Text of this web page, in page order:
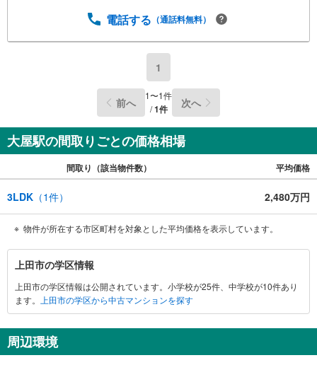
けますとスムーズにご案内が可能です。＝＝＝＝＝＝＝＝
電話する （通話料無料）
1
前へ 1〜1件
/1件 次へ
大屋駅の間取りごとの価格相場
間取り（該当物件数） 平均価格
3LDK （1件） 2,480万円
物件が所在する市区町村を対象とした平均価格を表示しています。
上
田
市
に
す
る
上田市の学区情報
上田市の学区情報は公開されています。小学校が25件、中学校が10件あり
ます。
上田市の学区から中古マンションを探す
周辺環境